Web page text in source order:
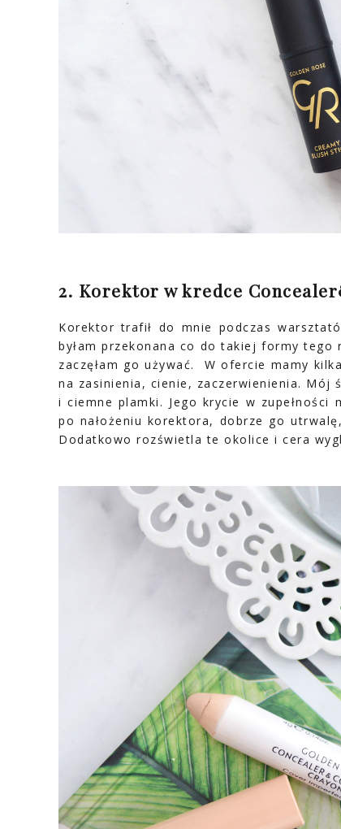
2. Korektor w kredce
Korektor trafił do mnie podczas
byłam przekonana co do takiej formy tego
zaczęłam go używać. W ofercie mamy
na zasinienia, cienie, zaczerwienienia.
i ciemne plamki. Jego krycie w
po nałożeniu korektora, dobrze go
Dodatkowo rozświetla te okolice i cera